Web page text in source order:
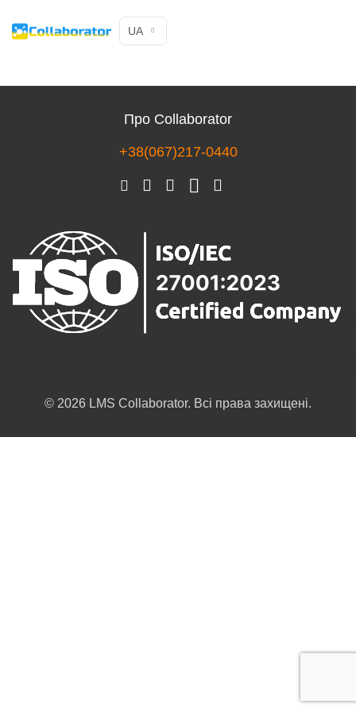
UA
Про Collaborator
+38(067)217-0440
© 2026 LMS Collaborator. Всі права захищені.